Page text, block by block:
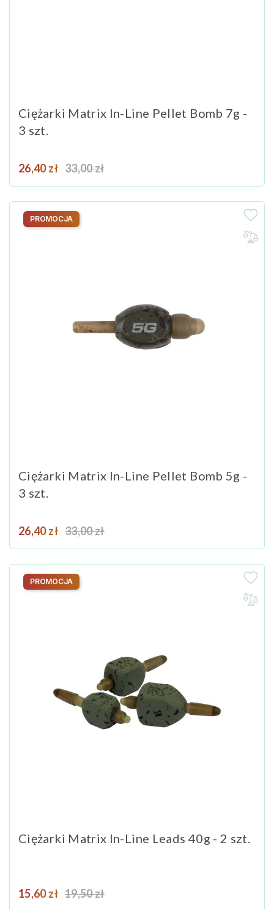
Ciężarki Matrix In-Line Pellet Bomb 7g -
3 szt.
Cena
26,40 zł Cena podstawowa
33,00 zł
Ciężarki Matrix In-Line Pellet Bomb 5g -
3 szt.
Cena
26,40 zł Cena podstawowa
33,00 zł
PROMOCJA
Ciężarki Matrix In-Line Leads 40g - 2 szt.
Cena
15,60 zł Cena podstawowa
19,50 zł
PROMOCJA